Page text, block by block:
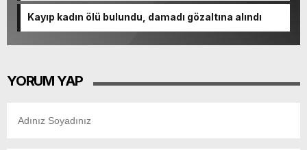
Kayıp kadın ölü bulundu, damadı gözaltına alındı
YORUM YAP